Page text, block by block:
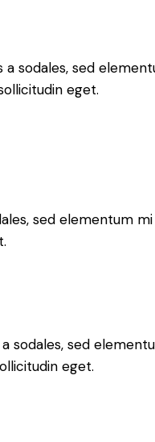
a sodales, sed
eget.
sed elementum
sodales, sed
eget.